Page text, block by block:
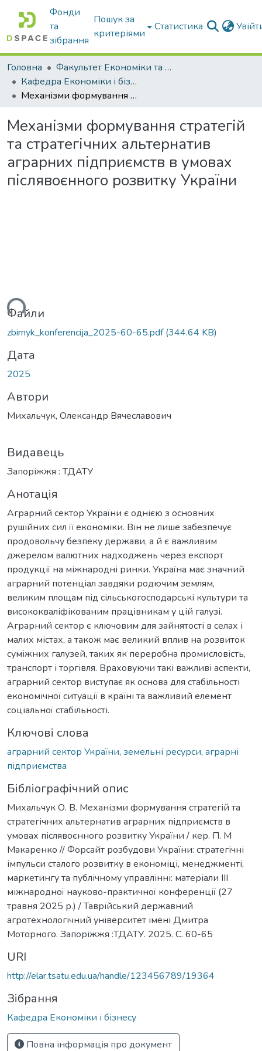
Фонди
та
зібрання
Пошук за
критеріями
Статистика
Головна
Факультет Економіки та бізнесу
Кафедра Економіки і бізнесу
Механізми формування стратегій та стратегічних альтернатив аграрних підприємств в умовах післявоєнного розвитку України
Механізми формування стратегій
та стратегічних альтернатив
аграрних підприємств в умовах
післявоєнного розвитку України
Файли
zbirnyk_konferencija_2025-60-65.pdf(344.64 KB)
Дата
2025
Автори
Михальчук, Олександр Вячеславович
Видавець
Запоріжжя : ТДАТУ
Анотація
Аграрний сектор України є однією з основних
рушійних сил її економіки. Він не лише забезпечує
продовольчу безпеку держави, а й є важливим
джерелом валютних надходжень через експорт
продукції на міжнародні ринки. Україна має значний
аграрний потенціал завдяки родючим землям,
великим площам під сільськогосподарські культури та
висококваліфікованим працівникам у цій галузі.
Аграрний сектор є ключовим для зайнятості в селах і
малих містах, а також має великий вплив на розвиток
суміжних галузей, таких як переробна промисловість,
транспорт і торгівля. Враховуючи такі важливі аспекти,
аграрний сектор виступає як основа для стабільності
економічної ситуації в країні та важливий елемент
соціальної стабільності.
Ключові слова
аграрний сектор України, земельні ресурси, аграрні
підприємства
Бібліографічний опис
Михальчук О. В. Механізми формування стратегій та
стратегічних альтернатив аграрних підприємств в
умовах післявоєнного розвитку України / кер. П. М
Макаренко // Форсайт розбудови України: стратегічні
імпульси сталого розвитку в економіці, менеджменті,
маркетингу та публічному управлінні: матеріали ІІІ
міжнародної науково-практичної конференції (27
травня 2025 р.) / Таврійський державний
агротехнологічний університет імені Дмитра
Моторного. Запоріжжя :ТДАТУ. 2025. С. 60-65
URI
http://elar.tsatu.edu.ua/handle/123456789/19364
Зібрання
Кафедра Економіки і бізнесу
Повна інформація про документ